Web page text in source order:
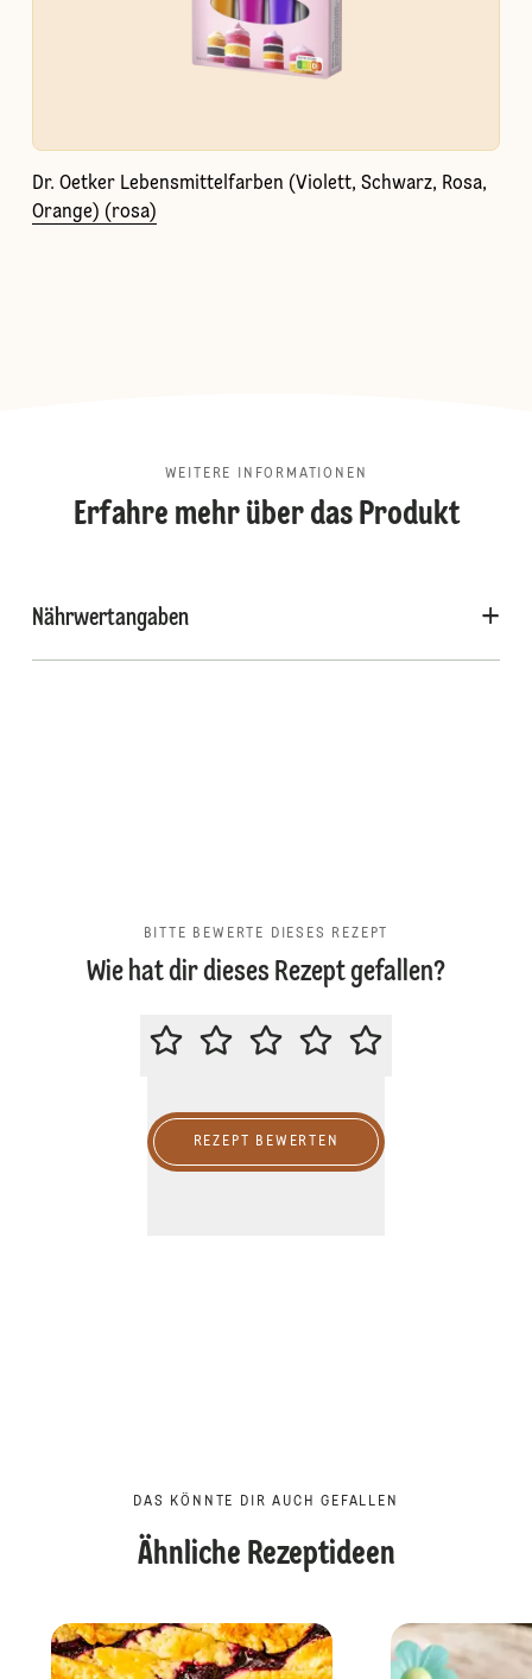
Dr. Oetker Lebensmittelfarben (Violett, Schwarz, Rosa,
Orange) (rosa)
WEITERE INFORMATIONEN
Erfahre mehr über das Produkt
Nährwertangaben
BITTE BEWERTE DIESES REZEPT
Wie hat dir dieses Rezept gefallen?
BITTE BEWERTE DIESES REZEPT
REZEPT BEWERTEN
DAS KÖNNTE DIR AUCH GEFALLEN
Ähnliche Rezeptideen